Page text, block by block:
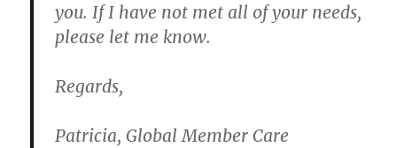
you. If I have not met all of your needs,
please let me know.
Regards,
Patricia, Global Member Care